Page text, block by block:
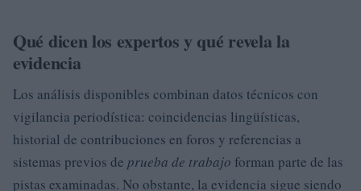
Qué dicen los expertos y qué revela la
evidencia
Los análisis disponibles combinan datos técnicos con
vigilancia periodística: coincidencias lingüísticas,
historial de contribuciones en foros y referencias a
sistemas previos de prueba de trabajo forman parte de las
pistas examinadas. No obstante, la evidencia sigue siendo